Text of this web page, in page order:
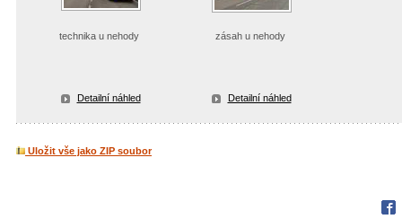
technika u nehody
Detailní náhled
zásah u nehody
Detailní náhled
Uložit vše jako ZIP soubor